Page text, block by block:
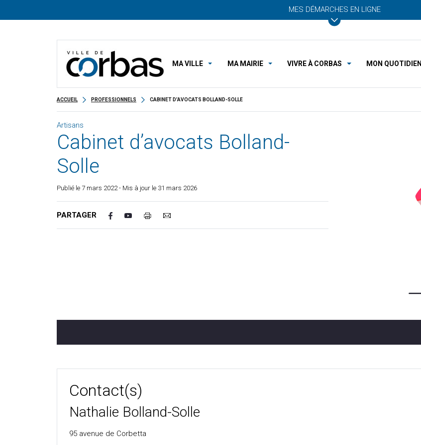
MES DÉMARCHES EN LIGNE
MA VILLE MA MAIRIE VIVRE À CORBAS MON QUOTIDIEN
ACCUEIL PROFESSIONNELS CABINET D’AVOCATS BOLLAND-SOLLE
Artisans
Cabinet d’avocats Bolland-
Solle
Publié le 7 mars 2022- Mis à jour le 31 mars 2026
PARTAGER
Contact(s)
Nathalie Bolland-Solle
95 avenue de Corbetta